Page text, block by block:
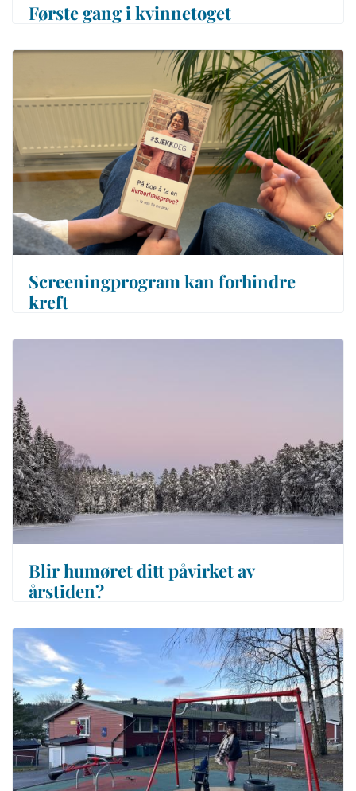
Første gang i kvinnetoget
Screeningprogram kan forhindre
kreft
Blir humøret ditt påvirket av
årstiden?